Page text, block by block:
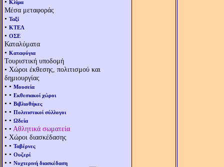
Κλίμα
Μέσα μεταφοράς
• Ταξί
• ΚΤΕΛ
• ΟΣΕ
Καταλύματα
• Καταφύγια
Τουριστική υποδομή
• Χώροι έκθεσης, πολιτισμού και
δημιουργίας
• • Μουσεία
• • Εκθεσιακοί χώροι
• • Βιβλιοθήκες
• • Πολιτιστικοί σύλλογοι
• • Ωδεία
• • Αθλητικά σωματεία
• Χώροι διασκέδασης
• • Ταβέρνες
• • Ουζερί
• • Νυχτερινή διασκέδαση